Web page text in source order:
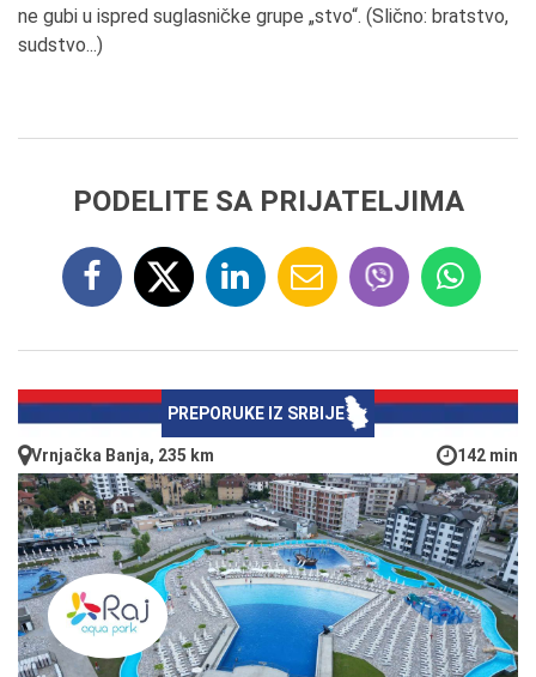
ne gubi u ispred suglasničke grupe „stvo“. (Slično: bratstvo,
sudstvo...)
PODELITE SA PRIJATELJIMA
PREPORUKE IZ SRBIJE
Vrnjačka Banja, 235 km 142 min